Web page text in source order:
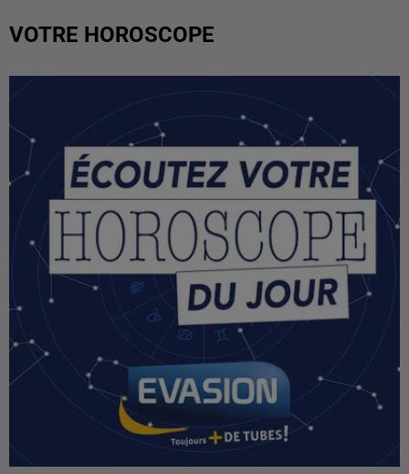
VOTRE HOROSCOPE